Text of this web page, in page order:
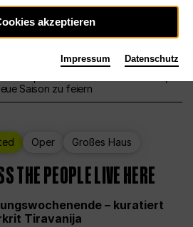
Saison zu feiern
Oper Großes Haus
THE PEOPLE LIVE HERE
– kuratiert
Tiravanija
akzeptieren
Impressum Datenschutz